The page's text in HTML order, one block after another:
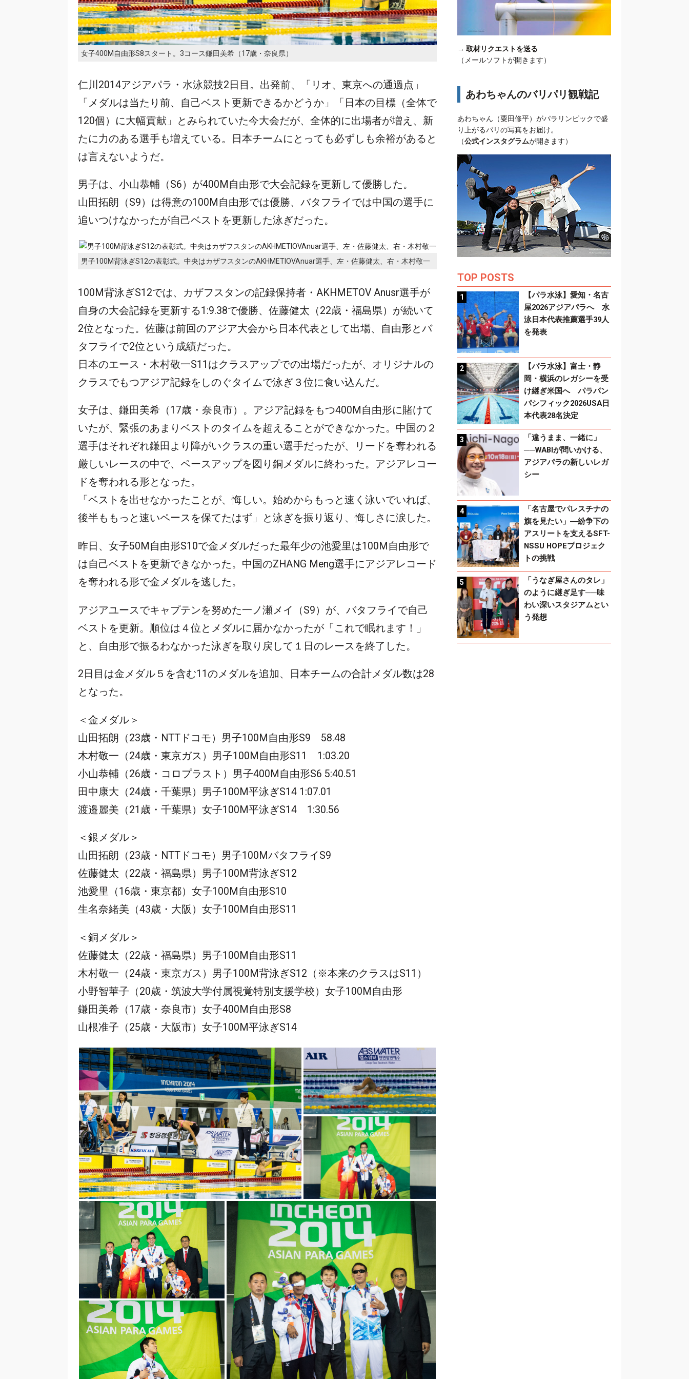
女子400M自由形S8スタート。3コース鎌田美希（17歳・奈良県）
仁川2014アジアパラ・水泳競技2日目。出発前、「リオ、東京への通過点」
「メダルは当たり前、自己ベスト更新できるかどうか」「日本の目標（全体で
120個）に大幅貢献」とみられていた今大会だが、全体的に出場者が増え、新
たに力のある選手も増えている。日本チームにとっても必ずしも余裕があると
は言えないようだ。
男子は、小山恭輔（S6）が400M自由形で大会記録を更新して優勝した。
山田拓朗（S9）は得意の100M自由形では優勝、バタフライでは中国の選手に
追いつけなかったが自己ベストを更新した泳ぎだった。
男子100M背泳ぎS12の表彰式。中央はカザフスタンのAKHMETIOVAnuar選手、左・佐藤健太、右・木村敬一
100M背泳ぎS12では、カザフスタンの記録保持者・AKHMETOV Anusr選手が
自身の大会記録を更新する1:9.38で優勝、佐藤健太（22歳・福島県）が続いて
2位となった。佐藤は前回のアジア大会から日本代表として出場、自由形とバ
タフライで2位という成績だった。
日本のエース・木村敬一S11はクラスアップでの出場だったが、オリジナルの
クラスでもつアジア記録をしのぐタイムで泳ぎ３位に食い込んだ。
女子は、鎌田美希（17歳・奈良市）。アジア記録をもつ400M自由形に賭けて
いたが、緊張のあまりベストのタイムを超えることができなかった。中国の２
選手はそれぞれ鎌田より障がいクラスの重い選手だったが、リードを奪われる
厳しいレースの中で、ペースアップを図り銅メダルに終わった。アジアレコー
ドを奪われる形となった。
「ベストを出せなかったことが、悔しい。始めからもっと速く泳いでいれば、
後半ももっと速いペースを保てたはず」と泳ぎを振り返り、悔しさに涙した。
昨日、女子50M自由形S10で金メダルだった最年少の池愛里は100M自由形で
は自己ベストを更新できなかった。中国のZHANG Meng選手にアジアレコード
を奪われる形で金メダルを逃した。
アジアユースでキャプテンを努めた一ノ瀬メイ（S9）が、バタフライで自己
ベストを更新。順位は４位とメダルに届かなかったが「これで眠れます！」
と、自由形で振るわなかった泳ぎを取り戻して１日のレースを終了した。
2日目は金メダル５を含む11のメダルを追加、日本チームの合計メダル数は28
となった。
＜金メダル＞
山田拓朗（23歳・NTTドコモ）男子100M自由形S9 58.48
木村敬一（24歳・東京ガス）男子100M自由形S11 1:03.20
小山恭輔（26歳・コロプラスト）男子400M自由形S6 5:40.51
田中康大（24歳・千葉県）男子100M平泳ぎS14 1:07.01
渡邉麗美（21歳・千葉県）女子100M平泳ぎS14 1:30.56
＜銀メダル＞
山田拓朗（23歳・NTTドコモ）男子100MバタフライS9
佐藤健太（22歳・福島県）男子100M背泳ぎS12
池愛里（16歳・東京都）女子100M自由形S10
生名奈緒美（43歳・大阪）女子100M自由形S11
＜銅メダル＞
佐藤健太（22歳・福島県）男子100M自由形S11
木村敬一（24歳・東京ガス）男子100M背泳ぎS12（※本来のクラスはS11）
小野智華子（20歳・筑波大学付属視覚特別支援学校）女子100M自由形
鎌田美希（17歳・奈良市）女子400M自由形S8
山根准子（25歳・大阪市）女子100M平泳ぎS14
→ 取材リクエストを送る
（メールソフトが開きます）
あわちゃんのバリパリ観戦記
あわちゃん（粟田修平）がパラリンピックで盛
り上がるパリの写真をお届け。
（公式インスタグラムが開きます）
TOP POSTS
【パラ水泳】愛知・名古
屋2026アジアパラへ 水
泳日本代表推薦選手39人
を発表
【パラ水泳】富士・静
岡・横浜のレガシーを受
け継ぎ米国へ パラパン
パシフィック2026USA日
本代表28名決定
「違うまま、一緒に」
──WABIが問いかける、
アジアパラの新しいレガ
シー
「名古屋でパレスチナの
旗を見たい」―紛争下の
アスリートを支えるSFT-
NSSU HOPEプロジェク
トの挑戦
「うなぎ屋さんのタレ」
のように継ぎ足す──味
わい深いスタジアムとい
う発想